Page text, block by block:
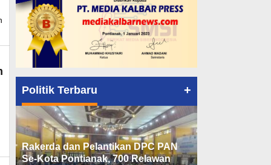
Politik Terbaru +
Rakerda dan Pelantikan DPC PAN
Se-Kota Pontianak, 700 Relawan